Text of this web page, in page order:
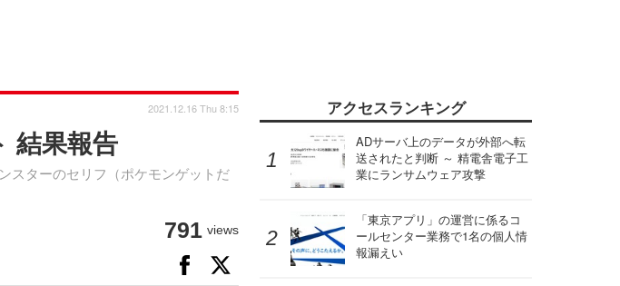
結果報告
スターのセリフ（ポケモンゲットだ
2021.12.16 Thu 8:15
791 views
アクセスランキング
ADサーバ上のデータが外部へ転
送されたと判断 ～ 精電舎電子工
業にランサムウェア攻撃
「東京アプリ」の運営に係るコ
ールセンター業務で1名の個人情
報漏えい